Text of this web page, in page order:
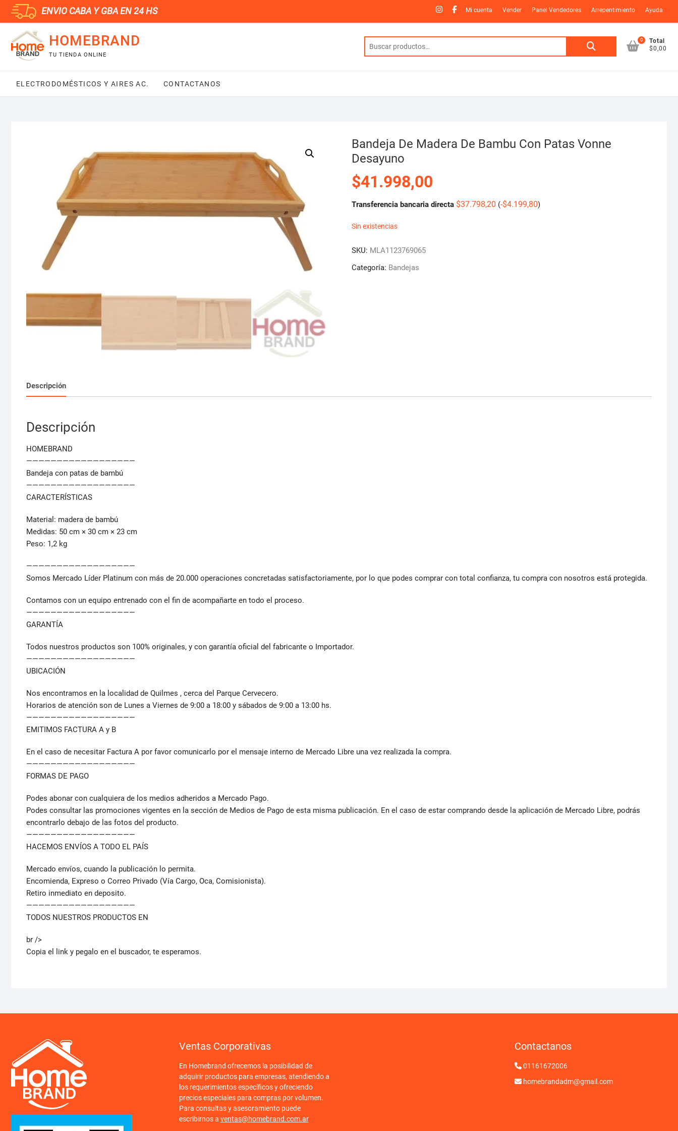
Saltar
contenido
ENVIO CABA Y GBA EN 24 HS Instagram
Facebook
Mi cuenta Vender Panel Vendedores Arrepentimiento Ayuda
HOMEBRAND
TU TIENDA ONLINE
Buscar
0
Total
$0,00
ELECTRODOMÉSTICOS Y AIRES AC. CONTACTANOS
Bandeja De Madera De Bambu Con Patas Vonne
Desayuno
$41.998,00
Transferencia bancaria directa $37.798,20 (-$4.199,80)
Sin existencias
SKU: MLA1123769065
Categoría: Bandejas
Descripción
Descripción
HOMEBRAND
——————————————————
Bandeja con patas de bambú
——————————————————
CARACTERÍSTICAS
Material: madera de bambú
Medidas: 50 cm × 30 cm × 23 cm
Peso: 1,2 kg
——————————————————
Somos Mercado Líder Platinum con más de 20.000 operaciones concretadas satisfactoriamente, por lo que podes comprar con total confianza, tu compra con nosotros está protegida.
Contamos con un equipo entrenado con el fin de acompañarte en todo el proceso.
——————————————————
GARANTÍA
Todos nuestros productos son 100% originales, y con garantía oficial del fabricante o Importador.
——————————————————
UBICACIÓN
Nos encontramos en la localidad de Quilmes , cerca del Parque Cervecero.
Horarios de atención son de Lunes a Viernes de 9:00 a 18:00 y sábados de 9:00 a 13:00 hs.
——————————————————
EMITIMOS FACTURA A y B
En el caso de necesitar Factura A por favor comunicarlo por el mensaje interno de Mercado Libre una vez realizada la compra.
——————————————————
FORMAS DE PAGO
Podes abonar con cualquiera de los medios adheridos a Mercado Pago.
Podes consultar las promociones vigentes en la sección de Medios de Pago de esta misma publicación. En el caso de estar comprando desde la aplicación de Mercado Libre, podrás
encontrarlo debajo de las fotos del producto.
——————————————————
HACEMOS ENVÍOS A TODO EL PAÍS
Mercado envíos, cuando la publicación lo permita.
Encomienda, Expreso o Correo Privado (Vía Cargo, Oca, Comisionista).
Retiro inmediato en deposito.
——————————————————
TODOS NUESTROS PRODUCTOS EN
br />
Copia el link y pegalo en el buscador, te esperamos.
Ventas Corporativas
En Homebrand ofrecemos la posibilidad de
adquirir productos para empresas, atendiendo a
los requerimientos específicos y ofreciendo
precios especiales para compras por volumen.
Para consultas y asesoramiento puede
escribirnos a ventas@homebrand.com.ar
Contactanos
01161672006
homebrandadm@gmail.com